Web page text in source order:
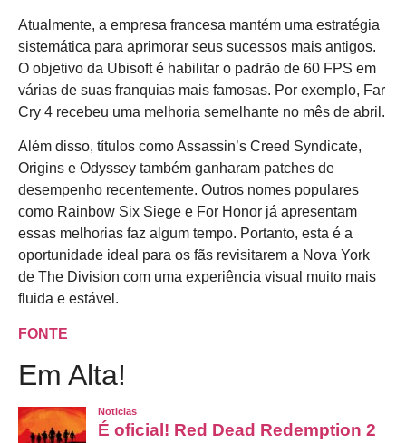
Atualmente, a empresa francesa mantém uma estratégia
sistemática para aprimorar seus sucessos mais antigos.
O objetivo da Ubisoft é habilitar o padrão de 60 FPS em
várias de suas franquias mais famosas. Por exemplo, Far
Cry 4 recebeu uma melhoria semelhante no mês de abril.
Além disso, títulos como Assassin’s Creed Syndicate,
Origins e Odyssey também ganharam patches de
desempenho recentemente. Outros nomes populares
como Rainbow Six Siege e For Honor já apresentam
essas melhorias faz algum tempo. Portanto, esta é a
oportunidade ideal para os fãs revisitarem a Nova York
de The Division com uma experiência visual muito mais
fluida e estável.
FONTE
Em Alta!